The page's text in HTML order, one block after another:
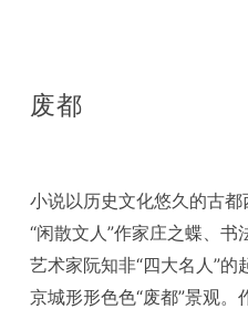
废都
小说以历史文化悠久的古
“闲散文人”作家庄之蝶、
艺术家阮知非“四大名人”
京城形形色色“废都”景观